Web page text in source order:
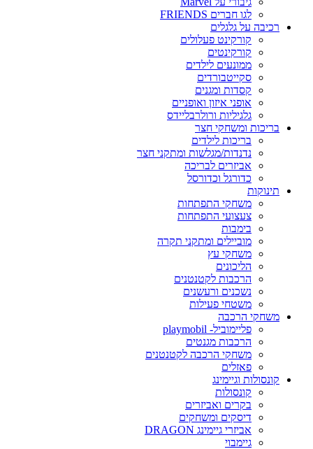
לגו חברים FRIENDS
רכיבה על גלגלים
קורקינט פעלולים
קורקינטים
ממונעים לילדים
סקייטבורדים
קסדות ומגנים
אופני איזון ואופניים
גלגיליות ורולרבליידס
בריכות ומשחקי חצר
בריכות לילדים
נדנדות/מגלשות ומתקני חצר
אביזרים לבריכה
כדורגל וכדורסל
תינוקות
משחקי התפתחות
צעצועי התפתחות
בימבות
מוביילים ומתקני תקרה
משחקי עץ
הליכונים
הרכבות לקטנטנים
נשכנים ורעשנים
משטחי פעילות
משחקי הרכבה
פליימוביל- playmobil
הרכבות מגנטים
משחקי הרכבה לקטנטנים
פאזלים
קונסולות וגיימינג
קונסולות
בקרים ואביזרים
דיסקים ומשחקים
אביזרי גיימינג DRAGON
גיימבוי